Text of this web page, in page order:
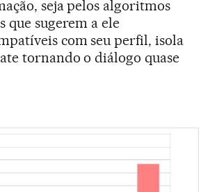
seja pelos algoritmos
que sugerem a ele
com seu perfil, isola
tornando o diálogo quase